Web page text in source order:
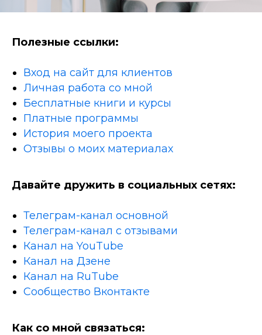
Полезные ссылки:
Вход на сайт для клиентов
Личная работа со мной
Бесплатные книги и курсы
Платные программы
История моего проекта
Отзывы о моих материалах
Давайте дружить в социальных сетях:
Телеграм-канал основной
Телеграм-канал с отзывами
Канал на YouTube
Канал на Дзене
Канал на RuTube
Сообщество Вконтакте
Как со мной связаться: